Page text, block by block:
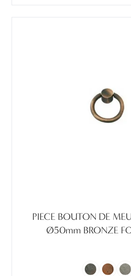
PIECE BOUTON DE
Ø50mm BRONZE